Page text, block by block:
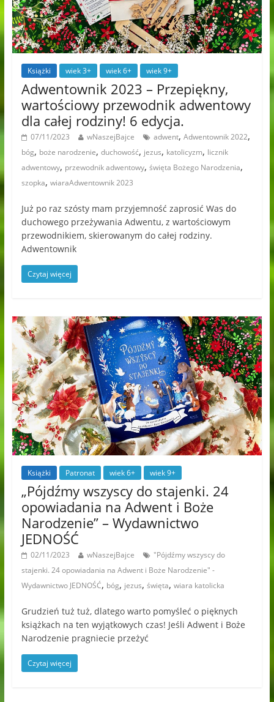
Książki wiek 3+ wiek 6+ wiek 9+
Adwentownik 2023 – Przepiękny,
wartościowy przewodnik adwentowy
dla całej rodziny! 6 edycja.
07/11/2023 wNaszejBajce adwent, Adwentownik 2022,
bóg, boże narodzenie, duchowość, jezus, katolicyzm, licznik
adwentowy, przewodnik adwentowy, święta Bożego Narodzenia,
szopka, wiaraAdwentownik 2023
Już po raz szósty mam przyjemność zaprosić Was do
duchowego przeżywania Adwentu, z wartościowym
przewodnikiem, skierowanym do całej rodziny.
Adwentownik
Czytaj więcej
Książki Patronat wiek 6+ wiek 9+
„Pójdźmy wszyscy do stajenki. 24
opowiadania na Adwent i Boże
Narodzenie” – Wydawnictwo
JEDNOŚĆ
02/11/2023 wNaszejBajce
"Pójdźmy wszyscy do
stajenki. 24 opowiadania na Adwent i Boże Narodzenie" -
Wydawnictwo JEDNOŚĆ, bóg, jezus, święta, wiara katolicka
Grudzień tuż tuż, dlatego warto pomyśleć o pięknych
książkach na ten wyjątkowych czas! Jeśli Adwent i Boże
Narodzenie pragniecie przeżyć
Czytaj więcej